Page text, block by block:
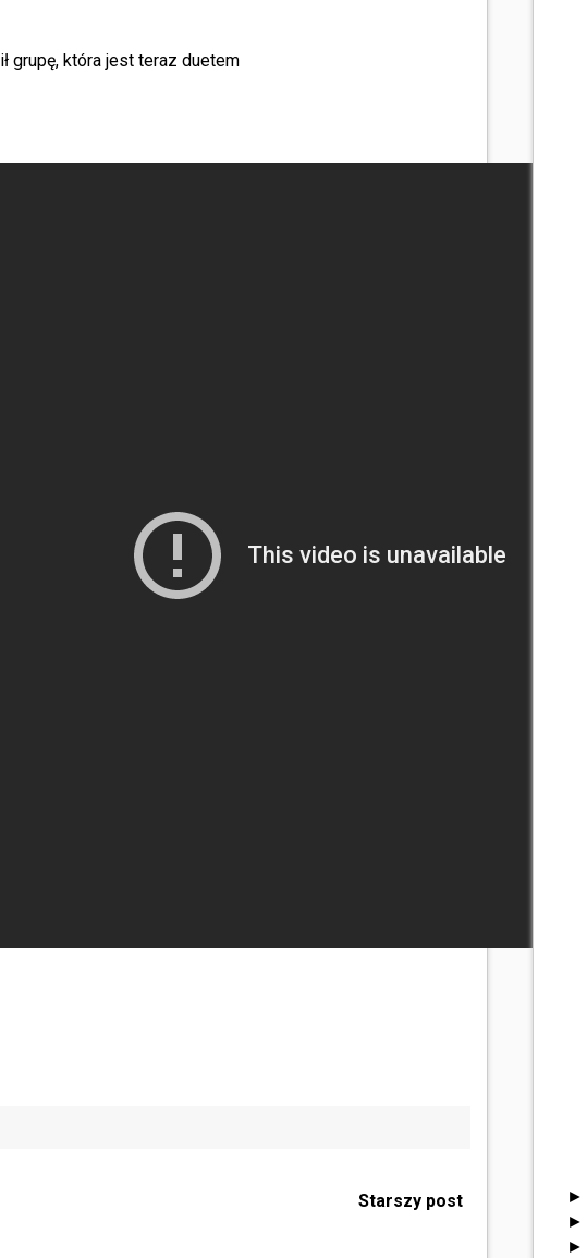
grupę, która jest teraz duetem
Starszy post ►
►
►